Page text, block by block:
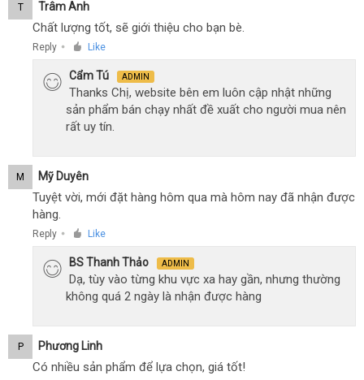
T Trâm Anh
Chất lượng tốt, sẽ giới thiệu cho bạn bè.
Reply ● Like
Cẩm Tú ADMIN
Thanks Chị, website bên em luôn cập nhật những
sản phẩm bán chạy nhất đề xuất cho người mua nên
rất uy tín.
M Mỹ Duyên
Tuyệt vời, mới đặt hàng hôm qua mà hôm nay đã nhận được
hàng.
Reply ● Like
BS Thanh Thảo ADMIN
Dạ, tùy vào từng khu vực xa hay gần, nhưng thường
không quá 2 ngày là nhận được hàng
P Phương Linh
Có nhiều sản phẩm để lựa chọn, giá tốt!